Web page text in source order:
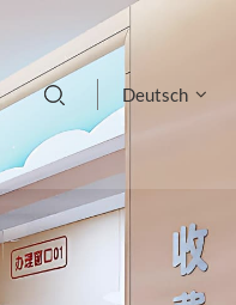
Deutsch
English
français